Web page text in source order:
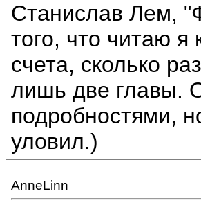
Станислав Лем,
того, что читаю я
счета, сколько
лишь две главы.
подробностями,
уловил.)
AnneLinn